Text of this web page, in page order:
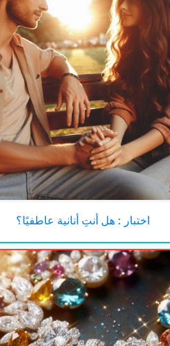
اختبار : هل أنتِ أنانية عاطفيًا؟